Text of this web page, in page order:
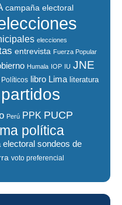
campaña electoral
elecciones
entrevista Fuerza Popular
Humala IOP IU JNE
Políticos libro Lima literatura
partidos
Perú PPK PUCP
política
electoral sondeos de
voto preferencial